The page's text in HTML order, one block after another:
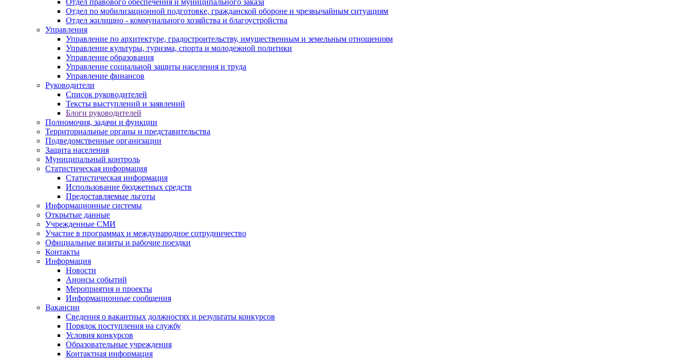
Отдел правового обеспечения и муниципального заказа
Отдел по мобилизационной подготовке, гражданской обороне и чрезвычайным ситуациям
Отдел жилищно - коммунального хозяйства и благоустройства
Управления
Управление по архитектуре, градостроительству, имущественным и земельным отношениям
Управление культуры, туризма, спорта и молодежной политики
Управление образования
Управление социальной защиты населения и труда
Управление финансов
Руководители
Список руководителей
Тексты выступлений и заявлений
Блоги руководителей
Полномочия, задачи и функции
Территориальные органы и представительства
Подведомственные организации
Защита населения
Муниципальный контроль
Статистическая информация
Статистическая информация
Использование бюджетных средств
Предоставляемые льготы
Информационные системы
Открытые данные
Учрежденные СМИ
Участие в программах и международное сотрудничество
Официальные визиты и рабочие поездки
Контакты
Информация
Новости
Анонсы событий
Мероприятия и проекты
Информационные сообщения
Вакансии
Сведения о вакантных должностях и результаты конкурсов
Порядок поступления на службу
Условия конкурсов
Образовательные учреждения
Контактная информация